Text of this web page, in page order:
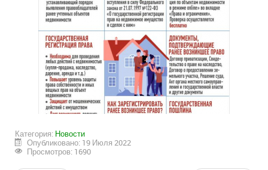
Категория: Новости
Опубликовано: 19 Июля 2022
Просмотров: 1690